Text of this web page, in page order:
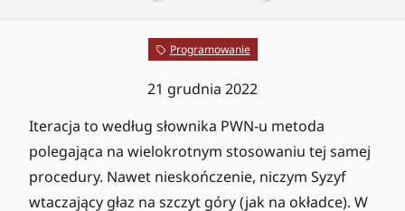
Programowanie
21 grudnia 2022
Iteracja to według słownika PWN-u metoda
polegająca na wielokrotnym stosowaniu tej samej
procedury. Nawet nieskończenie, niczym Syzyf
wtaczający głaz na szczyt góry (jak na okładce). W